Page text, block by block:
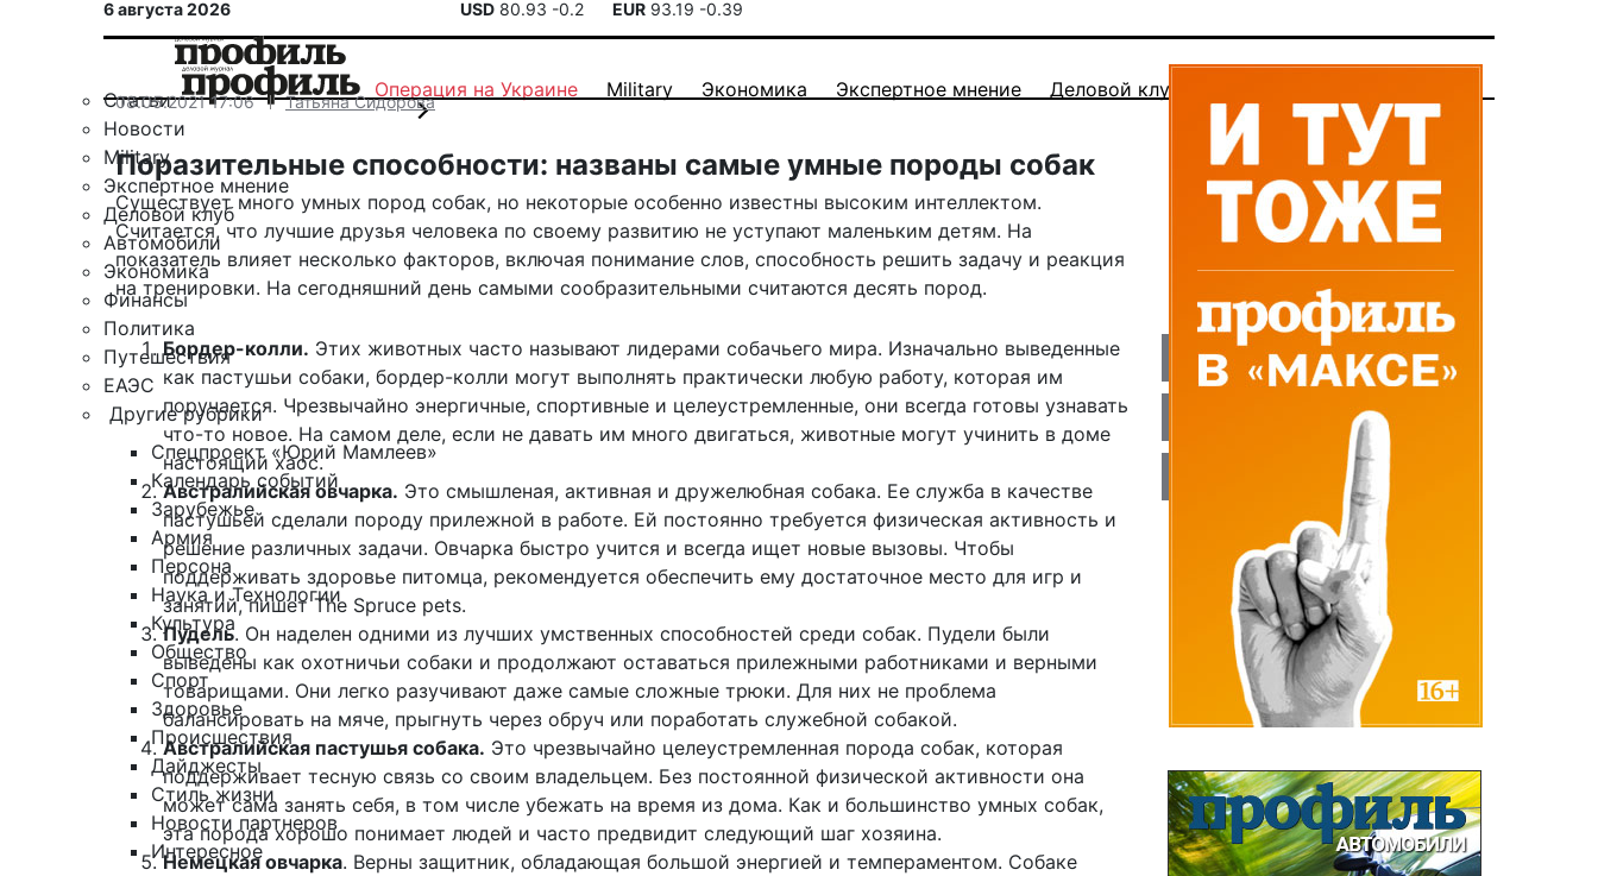
6 августа 2026 USD 80.93 -0.2 EUR 93.19 -0.39
Статьи
Новости
Military
Экспертное мнение
Деловой клуб
Автомобили
Экономика
Финансы
Политика
Путешествия
ЕАЭС
Другие рубрики
Спецпроект «Юрий Мамлеев»
Календарь событий
Зарубежье
Армия
Персона
Наука и Технологии
Культура
Общество
Спорт
Здоровье
Происшествия
Дайджесты
Стиль жизни
Новости партнеров
Интересное
Операция на Украине Military Экономика Экспертное мнение Деловой клуб
08.05.2021 17:06 Татьяна Сидорова
Поразительные способности: названы самые умные породы собак
Существует много умных пород собак, но некоторые особенно известны высоким интеллектом.
Считается, что лучшие друзья человека по своему развитию не уступают маленьким детям. На
показатель влияет несколько факторов, включая понимание слов, способность решить задачу и реакция
на тренировки. На сегодняшний день самыми сообразительными считаются десять пород.
Бордер-колли. Этих животных часто называют лидерами собачьего мира. Изначально выведенные
как пастушьи собаки, бордер-колли могут выполнять практически любую работу, которая им
поручается. Чрезвычайно энергичные, спортивные и целеустремленные, они всегда готовы узнавать
что-то новое. На самом деле, если не давать им много двигаться, животные могут учинить в доме
настоящий хаос.
Австралийская овчарка. Это смышленая, активная и дружелюбная собака. Ее служба в качестве
пастушьей сделали породу прилежной в работе. Ей постоянно требуется физическая активность и
решение различных задачи. Овчарка быстро учится и всегда ищет новые вызовы. Чтобы
поддерживать здоровье питомца, рекомендуется обеспечить ему достаточное место для игр и
занятий, пишетThe Spruce pets.
Пудель. Он наделен одними из лучших умственных способностей среди собак. Пудели были
выведены как охотничьи собаки и продолжают оставаться прилежными работниками и верными
товарищами. Они легко разучивают даже самые сложные трюки. Для них не проблема
балансировать на мяче, прыгнуть через обруч или поработать служебной собакой.
Австралийская пастушья собака. Это чрезвычайно целеустремленная порода собак, которая
поддерживает тесную связь со своим владельцем. Без постоянной физической активности она
может сама занять себя, в том числе убежать на время из дома. Как и большинство умных собак,
эта порода хорошо понимает людей и часто предвидит следующий шаг хозяина.
Немецкая овчарка. Верны защитник, обладающая большой энергией и темпераментом. Собаке